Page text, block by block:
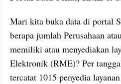
Mari kita buka data di portal
berapa jumlah Perusahaan
memiliki atau menyediakan
Elektronik (RME)? Per
tercatat 1015 penyedia